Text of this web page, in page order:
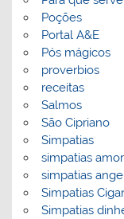
Poções
Portal A&E
Pós mágicos
proverbios
receitas
Salmos
São Cipriano
Simpatias
simpatias amor
simpatias
Simpatias
Simpatias